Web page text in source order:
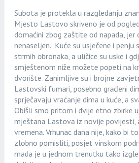
Subota je protekla u razgledanju
Mjesto Lastovo skriveno je od
domaćini zbog zaštite od napada,
nenaseljen. Kuće su usječene i penju
strmih obronaka, a uličice su uske i
smještenom niže možete popeti na
dvorište. Zanimljive su i brojne
Lastovski fumari, posebno građeni
sprječavaju vraćanje dima u kuće, a
Obišli smo pritom i dvije etno zbirke
mještana Lastova iz novije povijesti,
vremena. Vrhunac dana nije, kako bi
zlobno pomisliti, posjet vinskom
mada je u jednom trenutku tako